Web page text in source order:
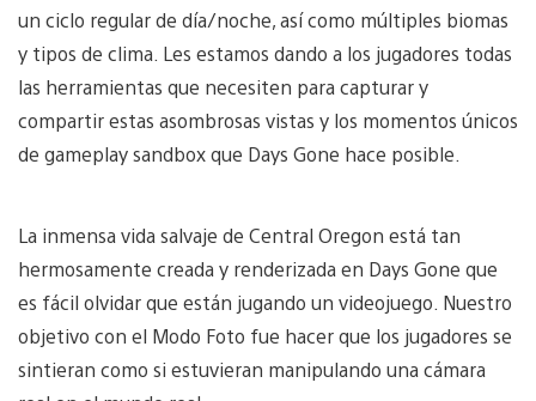
un ciclo regular de día/noche, así como múltiples biomas
y tipos de clima. Les estamos dando a los jugadores todas
las herramientas que necesiten para capturar y
compartir estas asombrosas vistas y los momentos únicos
de gameplay sandbox que Days Gone hace posible.
La inmensa vida salvaje de Central Oregon está tan
hermosamente creada y renderizada en Days Gone que
es fácil olvidar que están jugando un videojuego. Nuestro
objetivo con el Modo Foto fue hacer que los jugadores se
sintieran como si estuvieran manipulando una cámara